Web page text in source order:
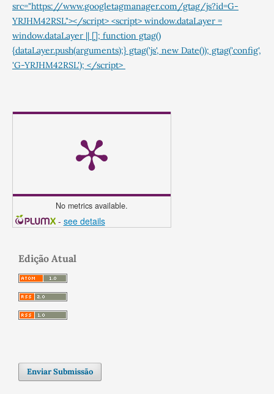
src="https://www.googletagmanager.com/gtag/js?id=G-
YRJHM42RSL"></script> <script> window.dataLayer =
window.dataLayer || []; function gtag()
{dataLayer.push(arguments);} gtag('js', new Date()); gtag('config',
'G-YRJHM42RSL'); </script>
No metrics available.
- see details
Edição Atual
Enviar Submissão